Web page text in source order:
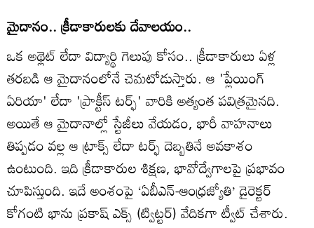
మైదానం.. క్రీడాకారులకు దేవాలయం..
ఒక అథ్లెట్ లేదా విద్యార్థి గెలుపు కోసం.. క్రీడాకారులు ఏళ్ల
తరబడి ఆ మైదానంలోనే చెమటోడుస్తారు. ఆ 'ప్లేయింగ్
ఏరియా' లేదా 'ప్రాక్టీస్ టర్ఫ్' వారికి అత్యంత పవిత్రమైనది.
అయితే ఆ మైదానాల్లో స్టేజీలు వేయడం, భారీ వాహనాలు
తిప్పడం వల్ల ఆ ట్రాక్స్ లేదా టర్ఫ్ దెబ్బతినే అవకాశం
ఉంటుంది. ఇది క్రీడాకారుల శిక్షణ, భావోద్వేగాలపై ప్రభావం
చూపిస్తుంది. ఇదే అంశంపై ‘ఏబీఎన్-ఆంధ్రజ్యోతి’ డైరెక్టర్
కోగంటి భాను ప్రకాష్ ఎక్స్ (ట్విట్టర్) వేదికగా ట్వీట్ చేశారు.